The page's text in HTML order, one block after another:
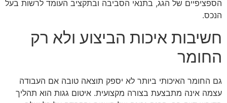
הספציפיים של הגג, בתנאי הסביבה ובתקציב העומד לרשות בעל
הנכס.
חשיבות איכות הביצוע ולא רק
החומר
גם החומר האיכותי ביותר לא יספק תוצאה טובה אם העבודה
עצמה אינה מתבצעת בצורה מקצועית. איטום גגות הוא תהליך